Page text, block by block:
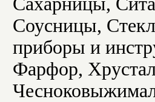
Соусницы,
приборы и
Фарфор,